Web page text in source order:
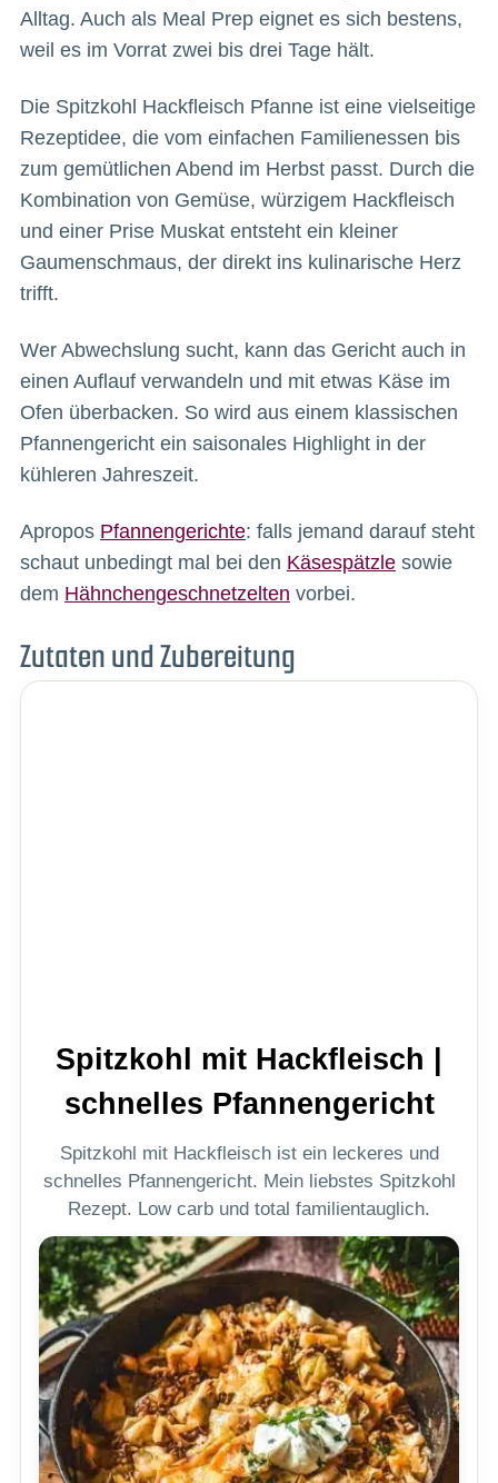
Alltag. Auch als Meal Prep eignet es sich bestens,
weil es im Vorrat zwei bis drei Tage hält.
Die Spitzkohl Hackfleisch Pfanne ist eine vielseitige
Rezeptidee, die vom einfachen Familienessen bis
zum gemütlichen Abend im Herbst passt. Durch die
Kombination von Gemüse, würzigem Hackfleisch
und einer Prise Muskat entsteht ein kleiner
Gaumenschmaus, der direkt ins kulinarische Herz
trifft.
Wer Abwechslung sucht, kann das Gericht auch in
einen Auflauf verwandeln und mit etwas Käse im
Ofen überbacken. So wird aus einem klassischen
Pfannengericht ein saisonales Highlight in der
kühleren Jahreszeit.
Apropos Pfannengerichte: falls jemand darauf steht
schaut unbedingt mal bei den Käsespätzlesowie
dem Hähnchengeschnetzelten vorbei.
Zutaten und Zubereitung
Spitzkohl mit Hackfleisch |
schnelles Pfannengericht
Spitzkohl mit Hackfleisch ist ein leckeres und
schnelles Pfannengericht. Mein liebstes Spitzkohl
Rezept. Low carb und total familientauglich.